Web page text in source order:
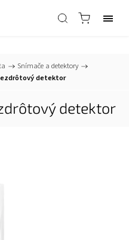
info@tesa-systems.sk
/ Snímače a detektory /
detektor
detektor